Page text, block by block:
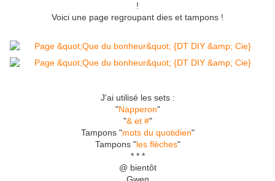
!
Voici une page regroupant dies et tampons !
J'ai utilisé les sets :
"Napperon"
"& et #"
Tampons "mots du quotidien"
Tampons "les flèches"
* * *
@ bientôt